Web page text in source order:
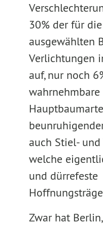
30% der für
ausgewählten
Verlichtungen
auf, nur noch
wahrnehmbare
auch Stiel- und
welche
und dürrefeste
Zwar hat